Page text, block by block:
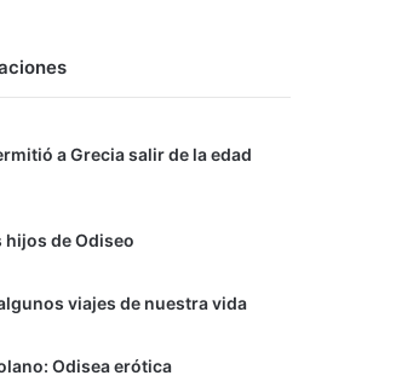
a Grecia salir de la edad
de Odiseo
algunos viajes de nuestra vida
Odisea erótica